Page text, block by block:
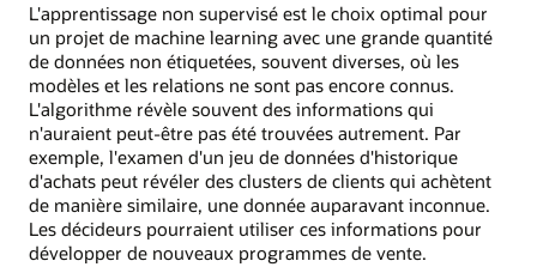
L'apprentissage non supervisé est le choix optimal pour
un projet de machine learning avec une grande quantité
de données non étiquetées, souvent diverses, où les
modèles et les relations ne sont pas encore connus.
L'algorithme révèle souvent des informations qui
n'auraient peut-être pas été trouvées autrement. Par
exemple, l'examen d'un jeu de données d'historique
d'achats peut révéler des clusters de clients qui achètent
de manière similaire, une donnée auparavant inconnue.
Les décideurs pourraient utiliser ces informations pour
développer de nouveaux programmes de vente.